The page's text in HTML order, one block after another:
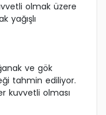
olmak üzere
yağışlı
ve gök
tahmin ediliyor.
kuvvetli olması